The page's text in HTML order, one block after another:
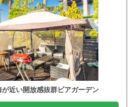
近い開放感抜群ビアガーデン